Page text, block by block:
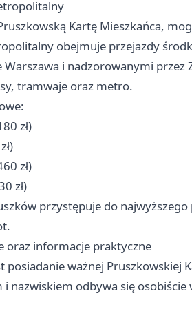
Kartę Mieszkańca,
obejmuje przejazdy
i nadzorowanymi przez
tramwaje oraz metro.
zł)
zł)
zł)
przystępuje do najwyższego
oraz informacje praktyczne
ważnej Pruszkowskiej
odbywa się osobiście